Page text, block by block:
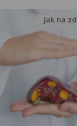
Jak na